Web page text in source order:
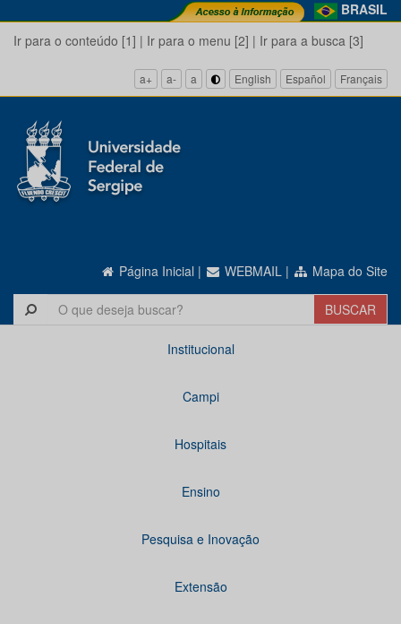
BRASIL
Ir para o conteúdo [1] | Ir para o menu [2] | Ir para a busca [3]
a+ a- a English Español Français
Página Inicial | WEBMAIL | Mapa do Site
Institucional
Campi
Hospitais
Ensino
Pesquisa e Inovação
Extensão